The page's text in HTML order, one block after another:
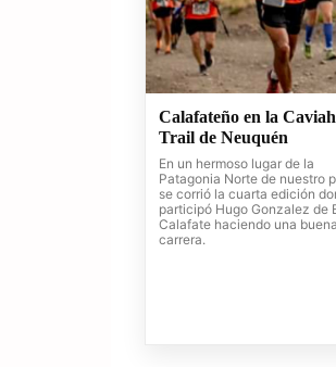
Calafateño en la
Trail de Neuquén
En un hermoso lugar de la
Patagonia Norte de nuestro
se corrió la cuarta edición
participó Hugo Gonzalez de
Calafate haciendo una buena
carrera.